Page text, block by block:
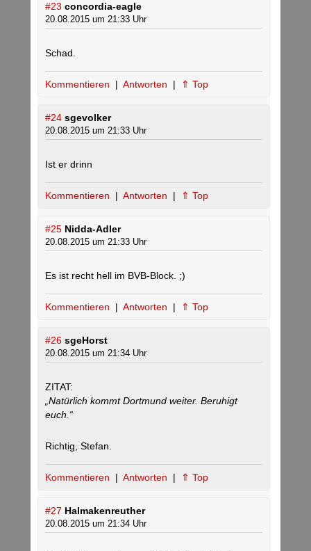
#23 concordia-eagle
20.08.2015 um 21:33 Uhr
Schad.
Kommentieren | Antworten | ⇑ Top
#24 sgevolker
20.08.2015 um 21:33 Uhr
Ist er drinn
Kommentieren | Antworten | ⇑ Top
#25 Nidda-Adler
20.08.2015 um 21:33 Uhr
Es ist recht hell im BVB-Block. ;)
Kommentieren | Antworten | ⇑ Top
#26 sgeHorst
20.08.2015 um 21:34 Uhr
ZITAT:
„Natürlich kommt Dortmund weiter. Beruhigt
euch.“
Richtig, Stefan.
Kommentieren | Antworten | ⇑ Top
#27 Halmakenreuther
20.08.2015 um 21:34 Uhr